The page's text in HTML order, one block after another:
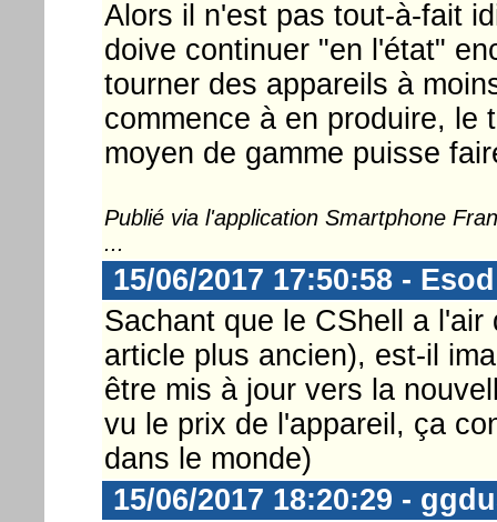
Alors il n'est pas tout-à-fait
doive continuer "en l'état"
tourner des appareils à
commence à en produire, le
moyen de gamme puisse
Publié via l'application Smartphone
...
15/06/2017 17:50:58 - Esod
Sachant que le CShell a
article plus ancien), est-il
être mis à jour vers la
vu le prix de l'appareil, ça
dans le monde)
15/06/2017 18:20:29 -